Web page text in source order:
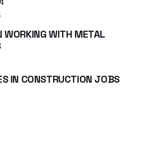
WORKING WITH METAL
IN CONSTRUCTION JOBS